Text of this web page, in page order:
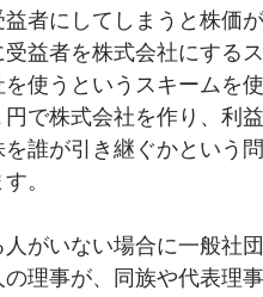
者にしてしまうと株価
益者を株式会社にする
使うというスキームを
で株式会社を作り、利
誰が引き継ぐかという
。
がいない場合に一般社
理事が、同族や代表理